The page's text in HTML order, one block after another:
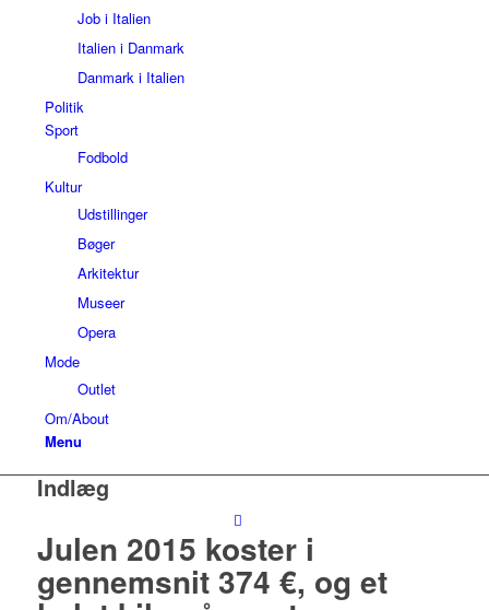
Job i Italien
Italien i Danmark
Danmark i Italien
Politik
Sport
Fodbold
Kultur
Udstillinger
Bøger
Arkitektur
Museer
Opera
Mode
Outlet
Om/About
Menu
Indlæg
Julen 2015 koster i
gennemsnit 374 €, og et